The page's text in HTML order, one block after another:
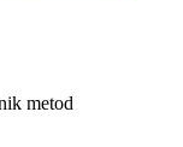
metod